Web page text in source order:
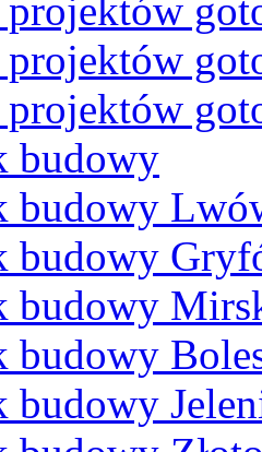
projektów
projektów
budowy
budowy
budowy
budowy